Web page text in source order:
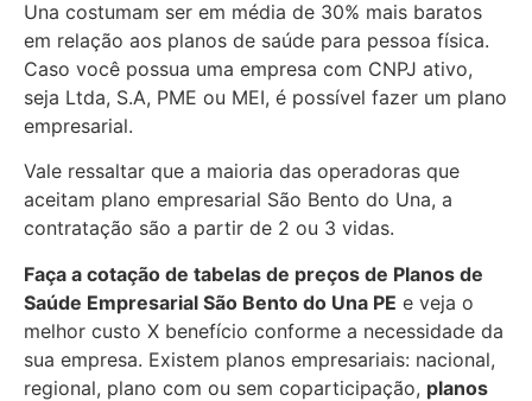
Una costumam ser em média de 30% mais baratos
em relação aos planos de saúde para pessoa física.
Caso você possua uma empresa com CNPJ ativo,
seja Ltda, S.A, PME ou MEI, é possível fazer um plano
empresarial.
Vale ressaltar que a maioria das operadoras que
aceitam plano empresarial São Bento do Una, a
contratação são a partir de 2 ou 3 vidas.
Faça a cotação de tabelas de preços de Planos de
Saúde Empresarial São Bento do Una PE e veja o
melhor custo X benefício conforme a necessidade da
sua empresa. Existem planos empresariais: nacional,
regional, plano com ou sem coparticipação, planos